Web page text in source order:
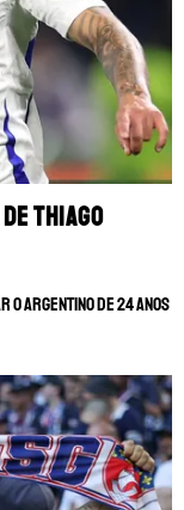
Thiago
o argentino de 24 anos